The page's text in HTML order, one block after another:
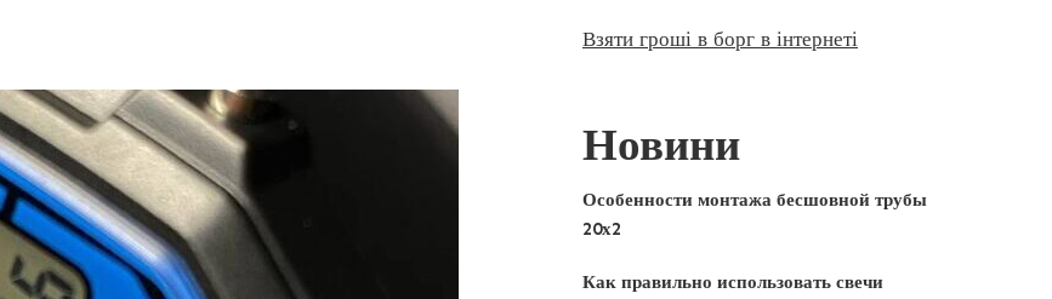
Взяти гроші в борг в інтернеті
Новини
Особенности монтажа бесшовной трубы
20х2
Как правильно использовать свечи